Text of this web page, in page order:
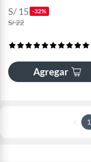
S/ 15 -32%
S/ 22
Agregar
1